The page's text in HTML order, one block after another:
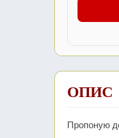
ОПИС
Пропоную